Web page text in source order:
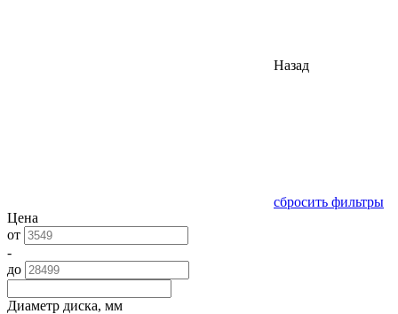
Назад
сбросить фильтры
Цена
от
-
до
Диаметр диска, мм